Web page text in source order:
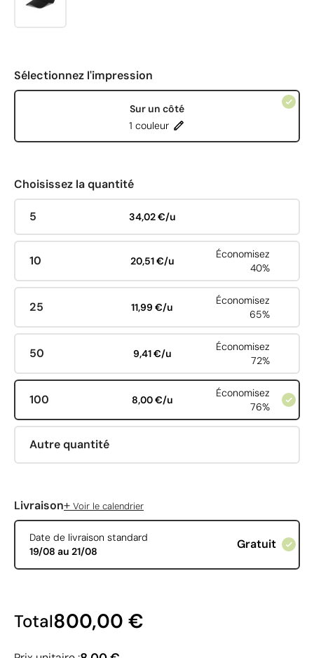
Sélectionnez l'impression
Sur un côté
1 couleur
Choisissez la quantité
5 34,02 €/u
10 20,51 €/u
Économisez
40%
25 11,99 €/u
Économisez
65%
50 9,41 €/u
Économisez
72%
100 8,00 €/u
Économisez
76%
Autre quantité
Livraison+ Voir le calendrier
Date de livraison standard
19/08 au 21/08
Gratuit
Total800,00 €